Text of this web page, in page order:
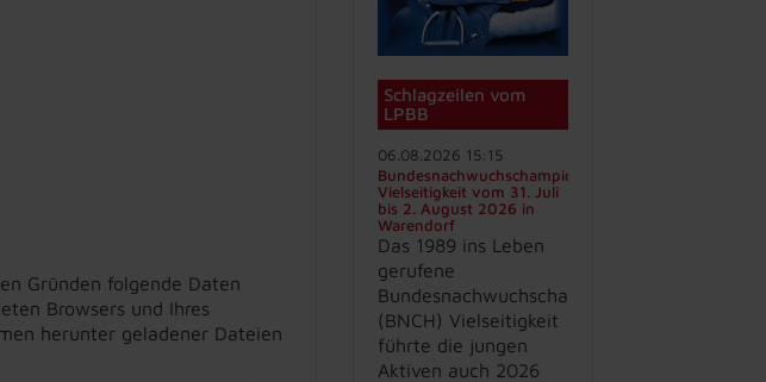
Gründen folgende Daten
Browsers und Ihres
herunter geladener Dateien
Schlagzeilen vom
LPBB
06.08.2026 15:15
Bundesnachwuchschampionat
Vielseitigkeit vom 31. Juli
bis 2. August 2026 in
Warendorf
Das 1989 ins Leben
gerufene
Bundesnachwuchschampionat
(BNCH) Vielseitigkeit
führte die jungen
Aktiven auch 2026